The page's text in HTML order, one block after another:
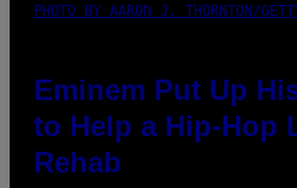
PHOTO BY AARON J. THORNTON/
Eminem Put Up
to Help a Hip-Hop
Rehab